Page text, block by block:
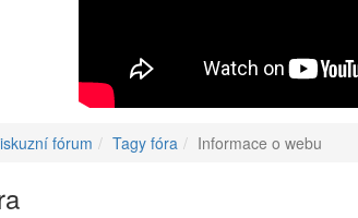
fórum Tagy fóra Informace o webu